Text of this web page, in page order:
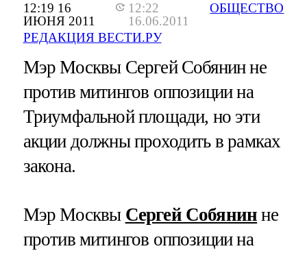
12:19 16
ИЮНЯ 2011
12:22
16.06.2011
РЕДАКЦИЯ ВЕСТИ.РУ
ОБЩЕСТВО
Мэр Москвы Сергей Собянин не
против митингов оппозиции на
Триумфальной площади, но эти
акции должны проходить в рамках
закона.
Мэр Москвы Сергей Собянин не
против митингов оппозиции на